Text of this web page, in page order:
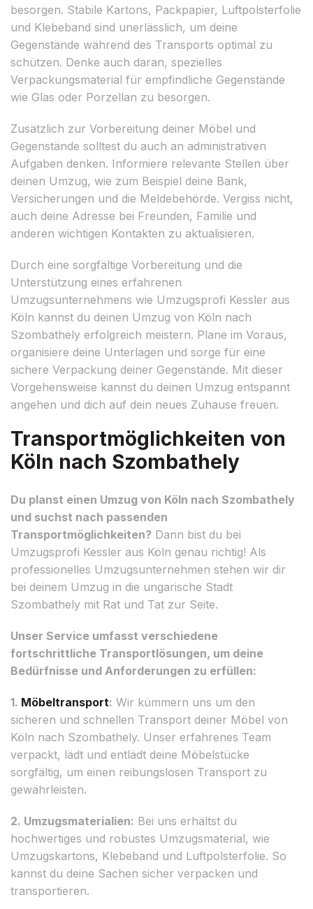
besorgen. Stabile Kartons, Packpapier, Luftpolsterfolie
und Klebeband sind unerlässlich, um deine
Gegenstände während des Transports optimal zu
schützen. Denke auch daran, spezielles
Verpackungsmaterial für empfindliche Gegenstände
wie Glas oder Porzellan zu besorgen.
Zusätzlich zur Vorbereitung deiner Möbel und
Gegenstände solltest du auch an administrativen
Aufgaben denken. Informiere relevante Stellen über
deinen Umzug, wie zum Beispiel deine Bank,
Versicherungen und die Meldebehörde. Vergiss nicht,
auch deine Adresse bei Freunden, Familie und
anderen wichtigen Kontakten zu aktualisieren.
Durch eine sorgfältige Vorbereitung und die
Unterstützung eines erfahrenen
Umzugsunternehmens wie Umzugsprofi Kessler aus
Köln kannst du deinen Umzug von Köln nach
Szombathely erfolgreich meistern. Plane im Voraus,
organisiere deine Unterlagen und sorge für eine
sichere Verpackung deiner Gegenstände. Mit dieser
Vorgehensweise kannst du deinen Umzug entspannt
angehen und dich auf dein neues Zuhause freuen.
Transportmöglichkeiten von
Köln nach Szombathely
Du planst einen Umzug von Köln nach Szombathely
und suchst nach passenden
Transportmöglichkeiten? Dann bist du bei
Umzugsprofi Kessler aus Köln genau richtig! Als
professionelles Umzugsunternehmen stehen wir dir
bei deinem Umzug in die ungarische Stadt
Szombathely mit Rat und Tat zur Seite.
Unser Service umfasst verschiedene
fortschrittliche Transportlösungen, um deine
Bedürfnisse und Anforderungen zu erfüllen:
1. Möbeltransport: Wir kümmern uns um den
sicheren und schnellen Transport deiner Möbel von
Köln nach Szombathely. Unser erfahrenes Team
verpackt, lädt und entlädt deine Möbelstücke
sorgfältig, um einen reibungslosen Transport zu
gewährleisten.
2. Umzugsmaterialien: Bei uns erhältst du
hochwertiges und robustes Umzugsmaterial, wie
Umzugskartons, Klebeband und Luftpolsterfolie. So
kannst du deine Sachen sicher verpacken und
transportieren.